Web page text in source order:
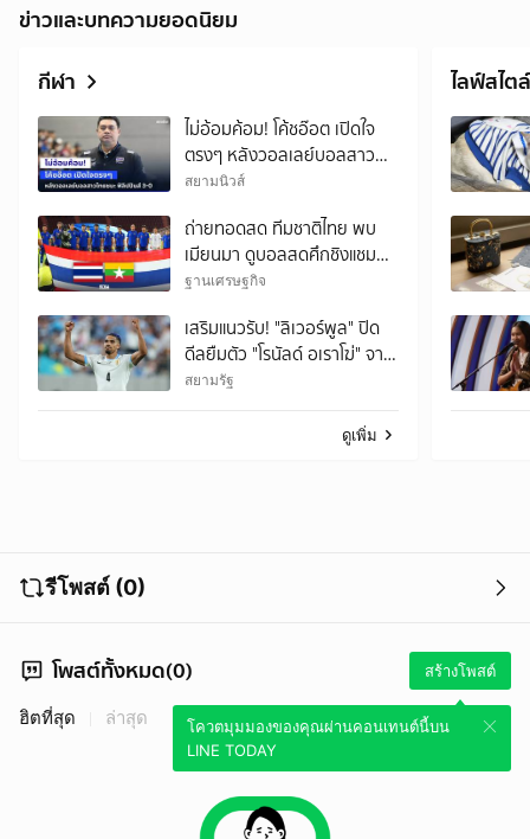
ข่าวและบทความยอดนิยม
กีฬา
ไม่อ้อมค้อม! โค้ชอ๊อต เปิดใจ
ตรงๆ หลังวอลเลย์บอลสาว
ไทยชนะ ฟิลิปปินส์ 3-0
สยามนิวส์
ถ่ายทอดสด ทีมชาติไทย พบ
เมียนมา ดูบอลสดศึกชิงแชมป์
อาเซียน เวลา 20.00 น.
ฐานเศรษฐกิจ
เสริมแนวรับ! "ลิเวอร์พูล" ปิด
ดีลยืมตัว "โรนัลด์ อเราโฆ่" จาก
"บาร์เซโลน่า" พ่วงออปชั่นซื้อ
สยามรัฐ
ดูเพิ่ม
ไลฟ์สไตล์
รีโพสต์ (0)
โพสต์ทั้งหมด(0) สร้างโพสต์
โควตมุมมองของคุณผ่านคอนเทนต์นี้บน
LINE TODAY
ฮิตที่สุด ล่าสุด